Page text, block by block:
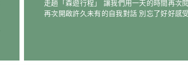
走趟「森遊行程」 讓我們用一天的時間再次
再次開啟許久未有的自我對話 別忘了好好感受